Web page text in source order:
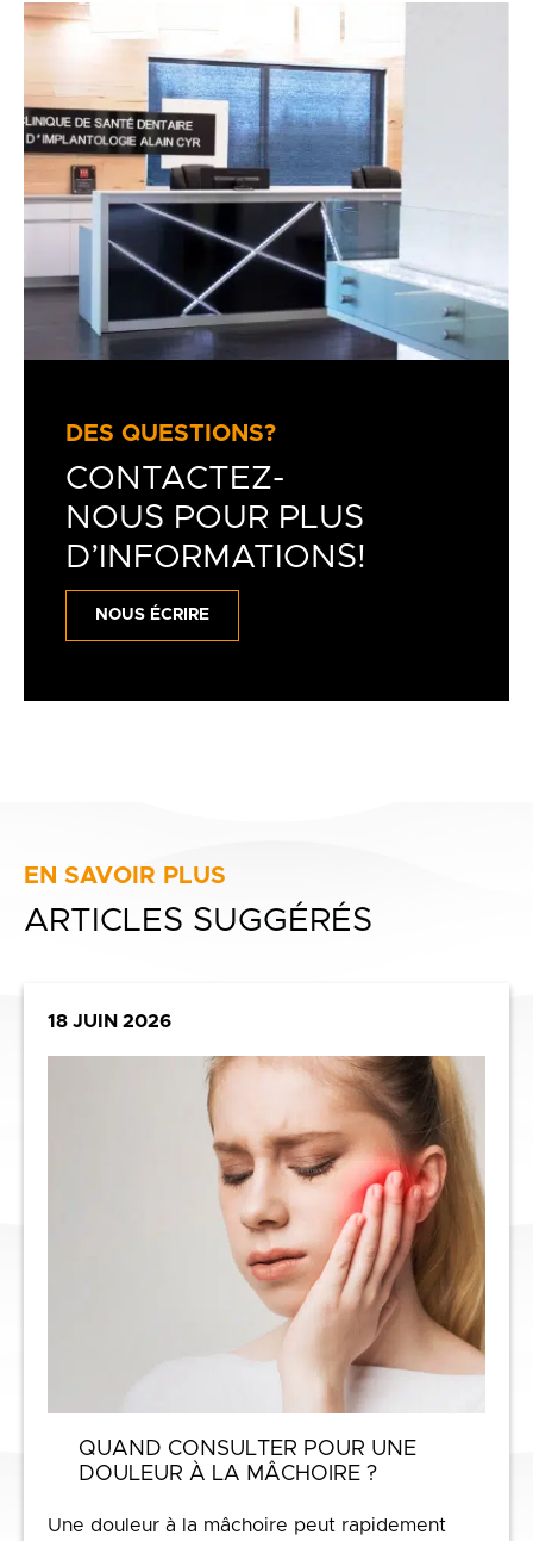
DES QUESTIONS?
CONTACTEZ-
NOUS POUR PLUS
D’INFORMATIONS!
NOUS ÉCRIRE
EN SAVOIR PLUS
ARTICLES SUGGÉRÉS
18 JUIN 2026
QUAND CONSULTER POUR UNE
DOULEUR À LA MÂCHOIRE ?
Une douleur à la mâchoire peut rapidement